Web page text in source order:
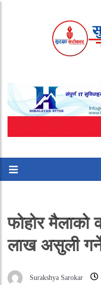
फोहोर मैलाको
लाख असुली
Surakshya Sarokar